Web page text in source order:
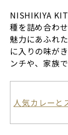
NISHIKIYA
種を詰め合わ
魅力にあふれ
に入りの味が
ンチや、家族
人気カレーと